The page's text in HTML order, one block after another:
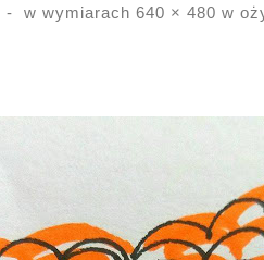
- w wymiarach 640 × 480 w